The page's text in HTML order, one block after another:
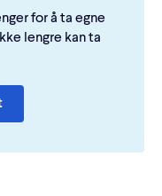
for å ta egne
lengre kan ta